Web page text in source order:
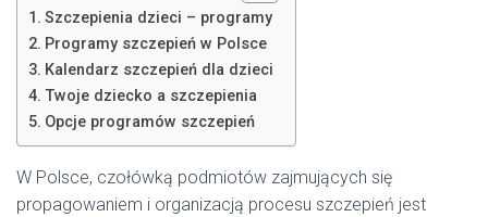
Szczepienia dzieci – programy
Programy szczepień w Polsce
Kalendarz szczepień dla dzieci
Twoje dziecko a szczepienia
Opcje programów szczepień
W Polsce, czołówką podmiotów zajmujących się
propagowaniem i organizacją procesu szczepień jest